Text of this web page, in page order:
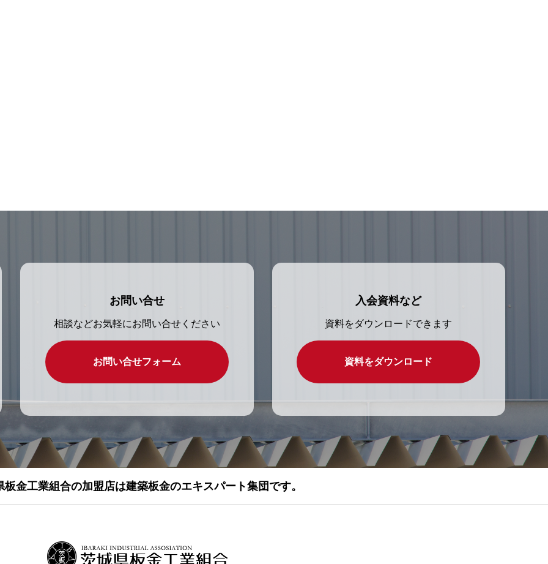
お問い合せ
相談などお気軽にお問い合せください
お問い合せフォーム
入会資料など
資料をダウンロードできます
資料をダウンロード
板金工業組合の加盟店は建築板金のエキスパート集団です。